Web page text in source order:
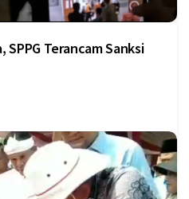
SPPG Terancam Sanksi